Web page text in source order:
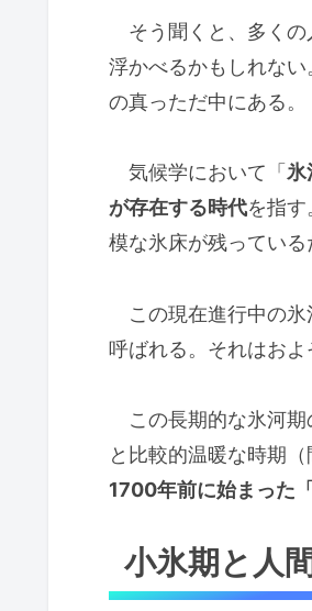
そう聞くと、多くの
浮かべるかもしれな
の真っただ中にある。
気候学において「 氷
が存在する時代を指
模な氷床が残っている
この現在進行中の氷
呼ばれる。それはお
この長期的な氷河期
と比較的温暖な時期
1700年前に始まった
小氷期と人